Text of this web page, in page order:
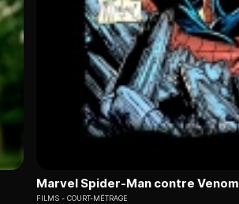
Marvel Spider-Man contre Venom
FILMS COURT-MÉTRAGE